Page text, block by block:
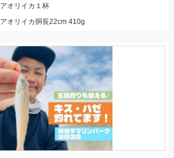
アオリイカ１杯
アオリイカ胴長22cm 410g